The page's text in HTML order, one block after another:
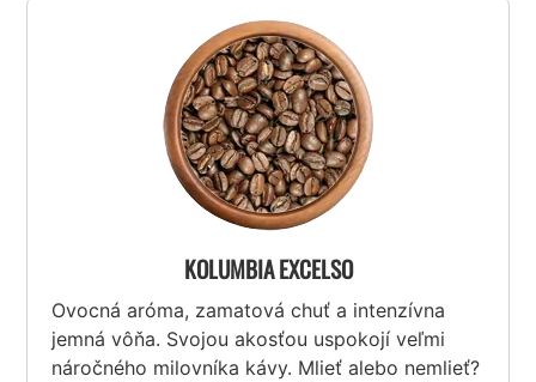
KOLUMBIA EXCELSO
Ovocná aróma, zamatová chuť a intenzívna
jemná vôňa. Svojou akosťou uspokojí veľmi
náročného milovníka kávy. Mlieť alebo nemlieť?